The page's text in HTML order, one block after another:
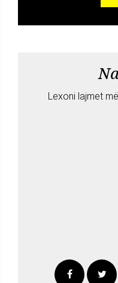
Lexoni lajmet